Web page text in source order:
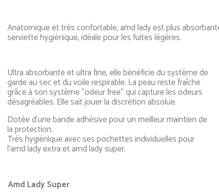
Anatomique et très confortable, amd lady est plus
serviette hygiénique, idéale pour les fuites légères.
Ultra absorbante et ultra fine, elle bénéficie du système de
garde au sec et du voile respirable. La peau reste fraîche
grâce à son système "odeur free" qui capture les odeurs
désagréables. Elle sait jouer la discrétion absolue.
Dotée d’une bande adhésive pour un meilleur maintien de
la protection.
Trés hygiénique avec ses pochettes individuelles pour
l’amd lady extra et amd lady super.
Amd Lady Super